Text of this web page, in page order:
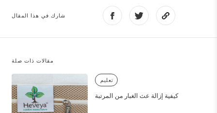
شارك في هذا المقال
مقالات ذات صلة
تعليم
كيفية إزالة عث الغبار من المرتبة